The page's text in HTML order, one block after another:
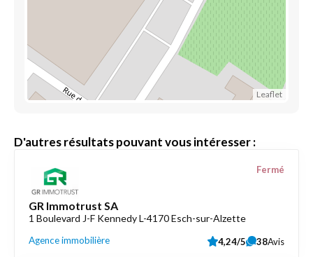
Leaflet
D'autres résultats pouvant vous intéresser :
GR Immotrust SA
1 Boulevard J-F Kennedy L-4170 Esch-sur-Alzette
Agence immobilière
Fermé
4,24/5 38Avis